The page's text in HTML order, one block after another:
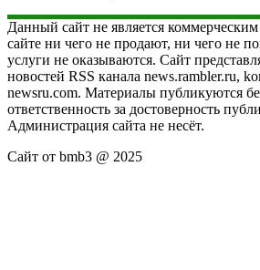
Данный сайт не является
сайте ни чего не продают, ни чего не
услуги не оказываются. Сайт
новостей RSS канала news.rambler.ru,
newsru.com. Материалы публикуются
ответственность за достоверность
Администрация сайта не несёт.
Сайт от bmb3 @ 2025